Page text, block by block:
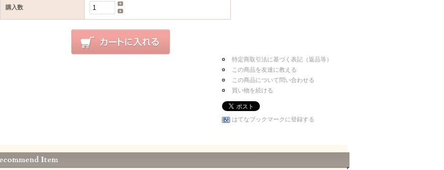
購入数
特定商取引法に基づく表記（返品等）
この商品を友達に教える
この商品について問い合わせる
買い物を続ける
はてなブックマークに登録する